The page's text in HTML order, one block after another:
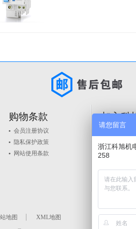
购物条款
会员注册协议
隐私保护政策
网站使用条款
加入科
品牌入驻
地图 XML地图
请您留言
浙江科旭机
258